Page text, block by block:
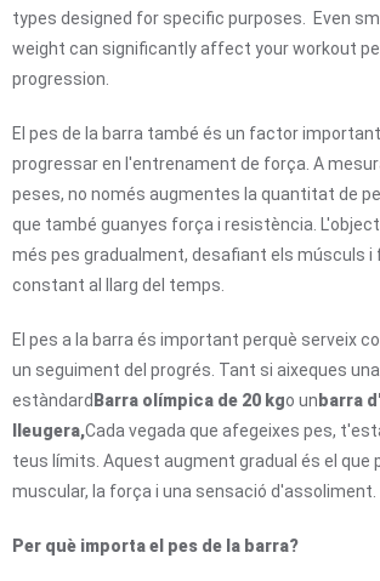
types designed for specific purposes. Even
weight can significantly affect your workout
progression.
El pes de la barra també és un factor
progressar en l'entrenament de força. A
peses, no només augmentes la quantitat de
que també guanyes força i resistència.
més pes gradualment, desafiant els músculs i
constant al llarg del temps.
El pes a la barra és important perquè serveix
un seguiment del progrés. Tant si aixeques
estàndard Barra olímpica de 20 kgo un barra
lleugera,Cada vegada que afegeixes pes,
teus límits. Aquest augment gradual és el que
muscular, la força i una sensació d'assoliment.
Per què importa el pes de la barra?